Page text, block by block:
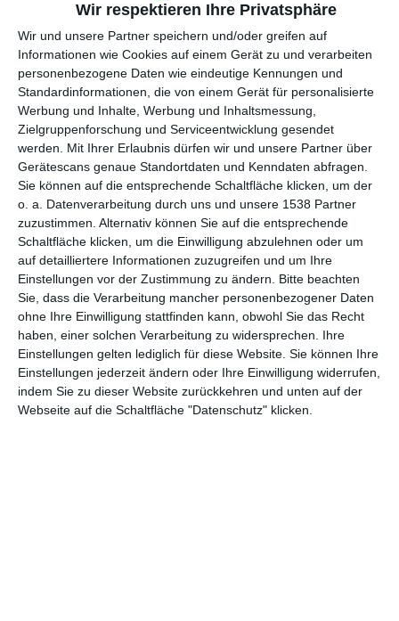
Wir respektieren Ihre Privatsphäre
Wir und unsere Partner speichern und/oder greifen auf
Informationen wie Cookies auf einem Gerät zu und verarbeiten
personenbezogene Daten wie eindeutige Kennungen und
Standardinformationen, die von einem Gerät für personalisierte
Werbung und Inhalte, Werbung und Inhaltsmessung,
Zielgruppenforschung und Serviceentwicklung gesendet
werden.
Mit Ihrer Erlaubnis dürfen wir und unsere Partner über
Gerätescans genaue Standortdaten und Kenndaten abfragen.
Sie können auf die entsprechende Schaltfläche klicken, um der
o. a. Datenverarbeitung durch uns und unsere 1538 Partner
zuzustimmen. Alternativ können Sie auf die entsprechende
Schaltfläche klicken, um die Einwilligung abzulehnen oder um
auf detailliertere Informationen zuzugreifen und um Ihre
Einstellungen vor der Zustimmung zu ändern.
Bitte beachten
Sie, dass die Verarbeitung mancher personenbezogener Daten
ohne Ihre Einwilligung stattfinden kann, obwohl Sie das Recht
haben, einer solchen Verarbeitung zu widersprechen. Ihre
Einstellungen gelten lediglich für diese Website. Sie können Ihre
Einstellungen jederzeit ändern oder Ihre Einwilligung widerrufen,
indem Sie zu dieser Website zurückkehren und unten auf der
Webseite auf die Schaltfläche "Datenschutz" klicken.
Moderne Wohnung im
skandinavischen Stil
mit Treppenhaus
Zu den Favoriten hinzufügen
Korridor mit Holz an
der Wand
Korridor mit Marmor
an der Wand
Zu den Favoriten hinzufügen
Braune
Flurgarderobe
Neueste Artikel